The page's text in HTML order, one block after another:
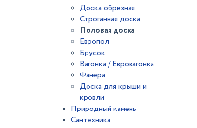
Доска обрезная
Строганная доска
Половая доска
Европол
Брусок
Вагонка / Евровагонка
Фанера
Доска для крыши и
кровли
Природный камень
Сантехника